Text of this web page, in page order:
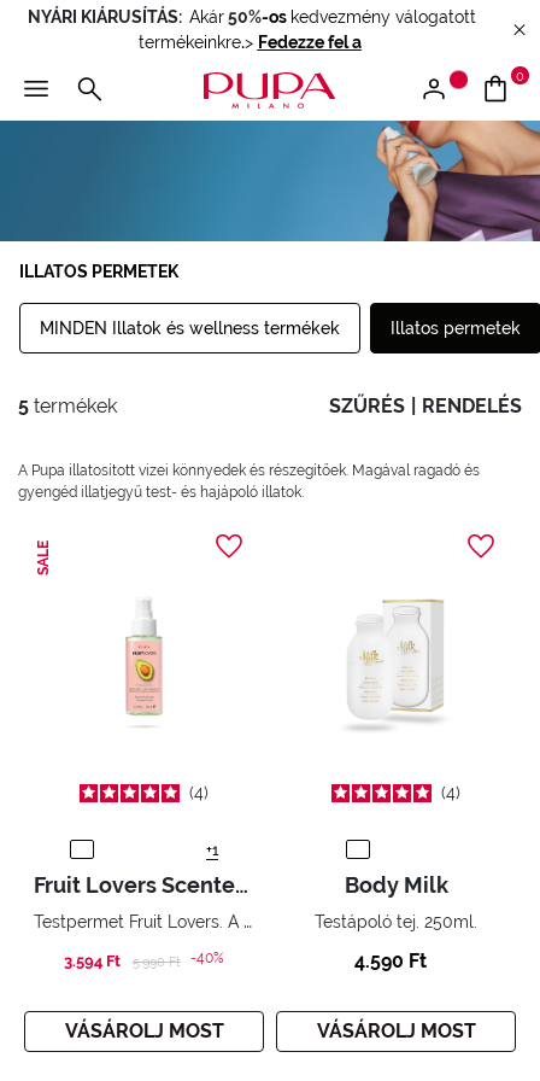
NYÁRI KIÁRUSÍTÁS: Akár 50%-os kedvezmény válogatott
termékeinkre.> Fedezze fel a
0
ILLATOS PERMETEK
MINDEN Illatok és wellness termékek Illatos permetek
5 termékek SZŰRÉS RENDELÉS
A Pupa illatosított vizei könnyedek és részegítőek. Magával ragadó és
gyengéd illatjegyű test- és hajápoló illatok.
SALE
4
+1
Fruit Lovers Scented Water
Testpermet Fruit Lovers. A bio gyümölcsök energiája a szépség szolgálatában.
3.594 Ft Price reduced from
5.990 Ftto-40%
VÁSÁROLJ MOST
4
Body Milk
Testápoló tej. 250ml.
4.590 Ft
VÁSÁROLJ MOST